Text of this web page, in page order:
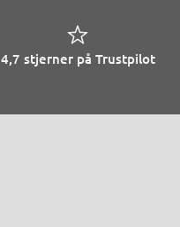
4,7 stjerner på Trustpilot